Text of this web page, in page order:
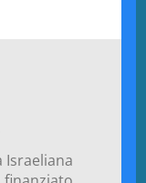
Israeliana